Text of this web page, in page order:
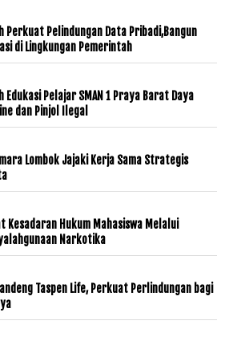
Perkuat Pelindungan Data Pribadi,Bangun
di Lingkungan Pemerintah
Edukasi Pelajar SMAN 1 Praya Barat Daya
dan Pinjol Ilegal
Lombok Jajaki Kerja Sama Strategis
Kesadaran Hukum Mahasiswa Melalui
Narkotika
Taspen Life, Perkuat Perlindungan bagi